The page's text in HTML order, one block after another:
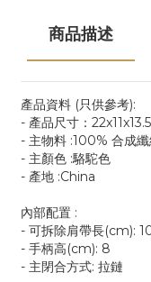
商品描述
產品資料 (只供參考):
- 產品尺寸：
- 主物料 :100% 合成
- 主顏色 :駱駝色
- 產地 :China
內部配置 :
- 可拆除肩帶長(cm):
- 手柄高(cm): 8
- 主閉合方式: 拉鏈